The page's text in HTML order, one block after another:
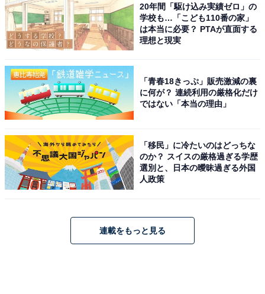
20年間「駆け込み実績ゼロ」の
学校も…「こども110番の家」
は本当に必要？ PTAが直面する
理想と現実
「青春18きっぷ」販売激減の裏
に何が？ 連続利用の厳格化だけ
ではない「本当の理由」
「移民」に冷たいのはどっちな
のか？ スイスの厳格過ぎる学歴
選別と、日本の曖昧過ぎる外国
人政策
連載をもっと見る